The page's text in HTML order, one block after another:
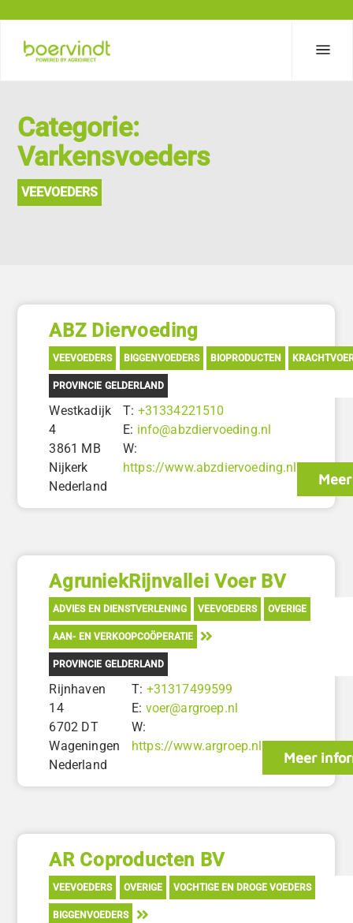
Categorie:
Varkensvoeders
VEEVOEDERS
ABZ Diervoeding
VEEVOEDERS BIGGENVOEDERS BIOPRODUCTEN
PROVINCIE GELDERLAND
Westkadijk
4
3861 MB
Nijkerk
Nederland
T: +31334221510
E: info@abzdiervoeding.nl
W:
https://www.abzdiervoeding.nl
AgruniekRijnvallei Voer BV
ADVIES EN DIENSTVERLENING VEEVOEDERS OVERIGE
AAN- EN VERKOOPCOÖPERATIE
PROVINCIE GELDERLAND
Rijnhaven
14
6702 DT
Wageningen
Nederland
T: +31317499599
E: voer@argroep.nl
W:
https://www.argroep.nl
Meer
AR Coproducten BV
VEEVOEDERS OVERIGE VOCHTIGE EN DROGE VOEDERS
BIGGENVOEDERS